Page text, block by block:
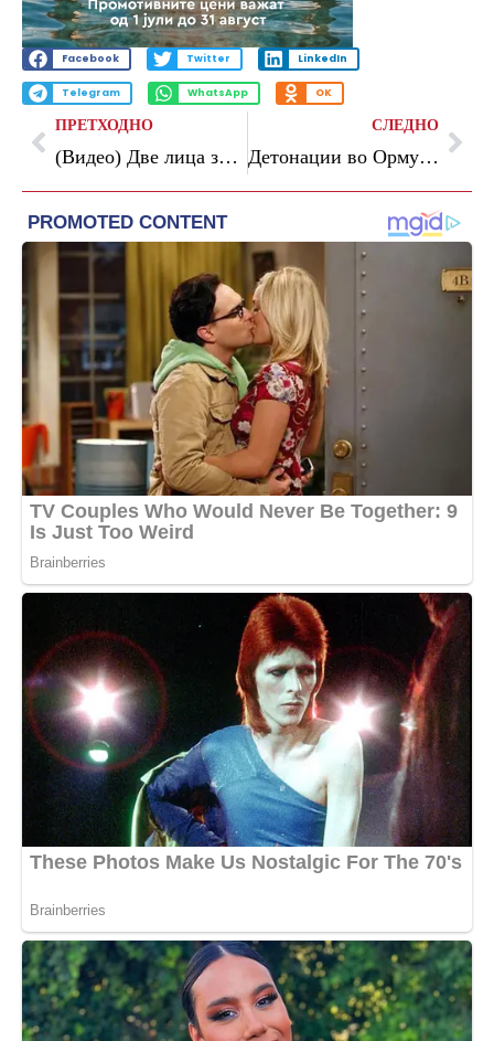
Facebook Twitter LinkedIn
Telegram WhatsApp OK
ПРЕТХОДНО
(Видео) Две лица загинаа во нови напади во Русија и една жена во Украина
СЛЕДНО
Детонации во Ормускиот теснец, Иран: Спречивме премин на танкер